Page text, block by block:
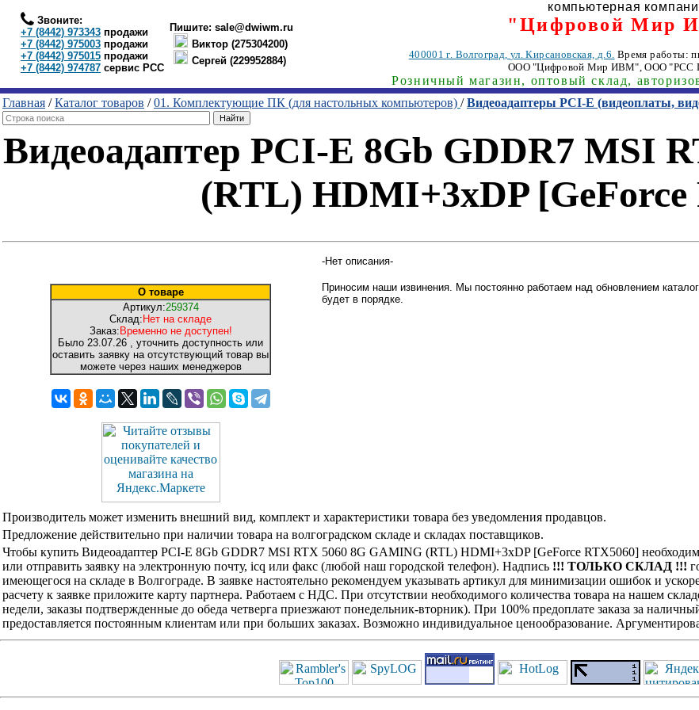
Звоните:
+7 (8442) 973343 продажи
+7 (8442) 975003 продажи
+7 (8442) 975015 продажи
+7 (8442) 974787 сервис РСС
Пишите: sale@dwiwm.ru
Виктор (275304200)
Сергей (229952884)
компьютерная
"Цифровой Мир
400001г. Волгоград, ул. Кирсановская, д.6. Время работы:
ООО "Цифровой Мир ИВМ", ООО "РСС
Розничный магазин, оптовый склад,
Главная /Каталог товаров /01. Комплектующие ПК (для настольных компьютеров) /Видеоадаптеры PCI-E (видеоплаты,
Видеоадаптер PCI-E 8Gb GDDR7 MSI
(RTL) HDMI+3xDP [GeForce
О товаре
Артикул:259374
Склад: Нет на складе
Заказ: Временно не доступен!
Было 23.07.26 , уточнить доступность или
оставить заявку на отсутствующий товар вы
можете через наших менеджеров
-Нет описания-
Приносим наши извинения. Мы постоянно работаем над обновлением
будет в порядке.
Производитель может изменить внешний вид, комплект и характеристики товара без уведомления продавцов.
Предложение действительно при наличии товара на волгоградском складе и складах поставщиков.
Чтобы купить Видеоадаптер PCI-E 8Gb GDDR7 MSI RTX 5060 8G GAMING (RTL) HDMI+3xDP [GeForce RTX5060]
или отправить заявку на электронную почту, icq или факс (любой наш городской телефон). Надпись !!! ТОЛЬКО СКЛАД !!!
имеющегося на складе в Волгограде. В заявке настоятельно рекомендуем указывать артикул для минимизации ошибок и
расчету к заявке приложите карту партнера. Работаем с НДС. При отсутствии необходимого количества товара на нашем
недели, заказы подтвержденные до обеда четверга приезжают понедельник-вторник). При 100% предоплате заказа за
предоставляется постоянным клиентам или при больших заказах. Возможно индивидуальное ценообразование.